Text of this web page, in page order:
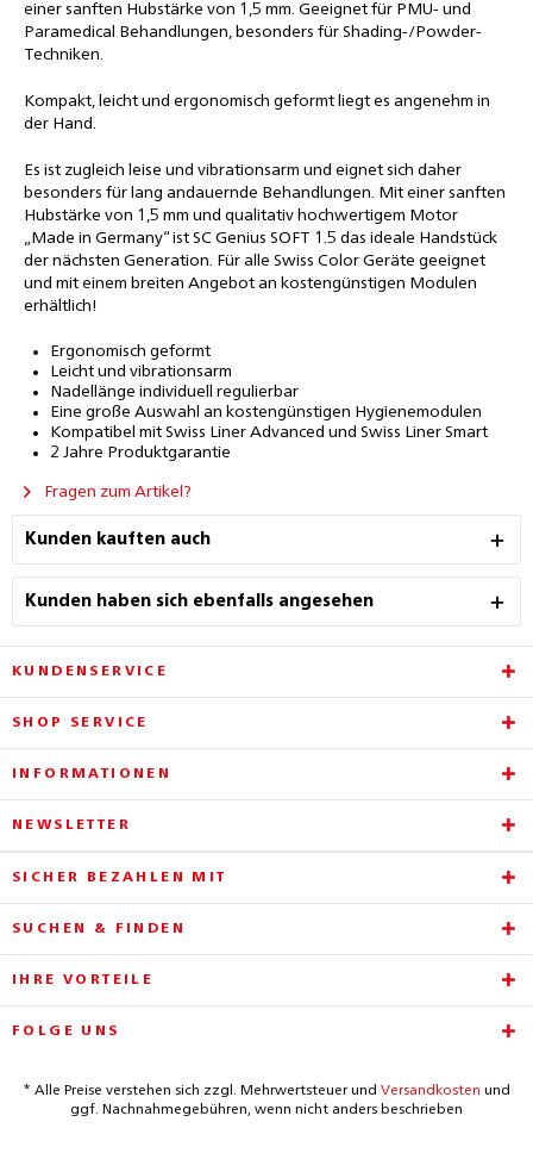
einer sanften Hubstärke von 1,5 mm. Geeignet für PMU- und
Paramedical Behandlungen, besonders für Shading-/Powder-
Techniken.
Kompakt, leicht und ergonomisch geformt liegt es angenehm in
der Hand.
Es ist zugleich leise und vibrationsarm und eignet sich daher
besonders für lang andauernde Behandlungen. Mit einer sanften
Hubstärke von 1,5 mm und qualitativ hochwertigem Motor
„Made in Germany“ ist SC Genius SOFT 1.5 das ideale Handstück
der nächsten Generation. Für alle Swiss Color Geräte geeignet
und mit einem breiten Angebot an kostengünstigen Modulen
erhältlich!
Ergonomisch geformt
Leicht und vibrationsarm
Nadellänge individuell regulierbar
Eine große Auswahl an kostengünstigen Hygienemodulen
Kompatibel mit Swiss Liner Advanced und Swiss Liner Smart
2 Jahre Produktgarantie
Fragen zum Artikel?
Kunden kauften auch
Kunden haben sich ebenfalls angesehen
KUNDENSERVICE
SHOP SERVICE
INFORMATIONEN
NEWSLETTER
SICHER BEZAHLEN MIT
SUCHEN & FINDEN
IHRE VORTEILE
FOLGE UNS
* Alle Preise verstehen sich zzgl. Mehrwertsteuer und Versandkosten und
ggf. Nachnahmegebühren, wenn nicht anders beschrieben